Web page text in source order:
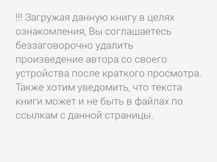
!!! Загружая данную книгу в целях
ознакомления, Вы соглашаетесь
беззаговорочно удалить
произведение автора со своего
устройства после краткого просмотра.
Также хотим уведомить, что текста
книги может и не быть в файлах по
ссылкам с данной страницы.